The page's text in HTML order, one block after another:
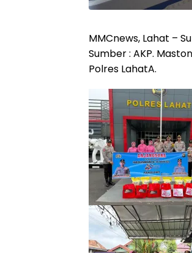
MMCnews, Lahat –
Sumber : AKP.
Polres LahatA.